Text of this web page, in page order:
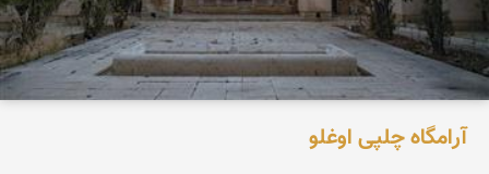
آرامگاه چلپی اوغلو